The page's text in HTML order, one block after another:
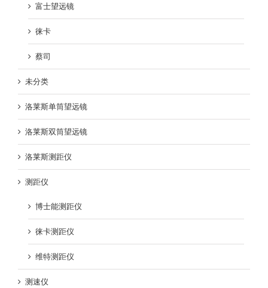
富士望远镜
徕卡
蔡司
未分类
洛莱斯单筒望远镜
洛莱斯双筒望远镜
洛莱斯测距仪
测距仪
博士能测距仪
徕卡测距仪
维特测距仪
测速仪